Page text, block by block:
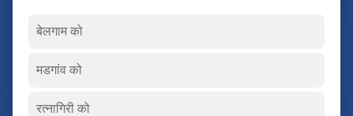
बेलगाम को
मडगांव को
रत्नागिरी को